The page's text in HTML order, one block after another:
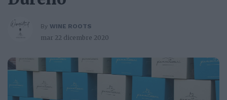
By WINE ROOTS
mar 22 dicembre 2020